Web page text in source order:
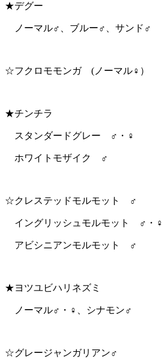
★デグー
ノーマル♂、ブルー♂、サンド♂
☆フクロモモンガ (ノーマル♀）
★チンチラ
スタンダードグレー ♂・♀
ホワイトモザイク ♂
☆クレステッドモルモット ♂
イングリッシュモルモット ♂・♀
アビシニアンモルモット ♂
★ヨツユビハリネズミ
ノーマル♂・♀、シナモン♂
☆グレージャンガリアン♂